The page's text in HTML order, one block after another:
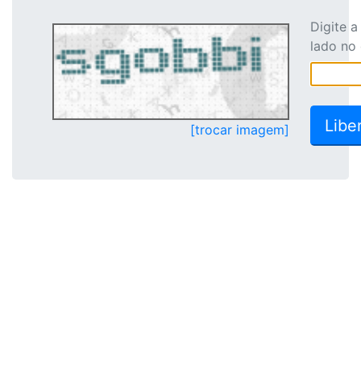
[trocar imagem]
Digite
lado no